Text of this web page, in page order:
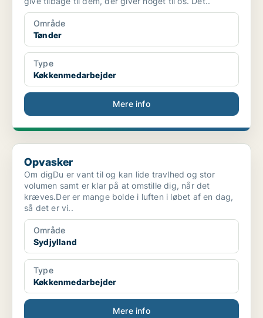
Område
Tønder
Type
Køkkenmedarbejder
Mere info
Opvasker
Opvasker
Om digDu er vant til og kan lide travlhed og stor
volumen samt er klar på at omstille dig, når det
kræves.Der er mange bolde i luften i løbet af en dag,
så det er vi..
Område
Sydjylland
Type
Køkkenmedarbejder
Mere info